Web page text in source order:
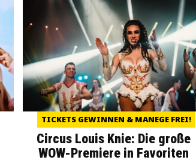
TICKETS GEWINNEN & MANEGE FREI!
Circus Louis Knie: Die große
WOW-Premiere in Favoriten